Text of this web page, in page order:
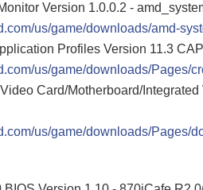
Version 1.0.0.2 -
us/game/downloads/amd-
Profiles Version 11.3
us/game/downloads/Pages/
Card/Motherboard/
us/game/downloads/Pages/